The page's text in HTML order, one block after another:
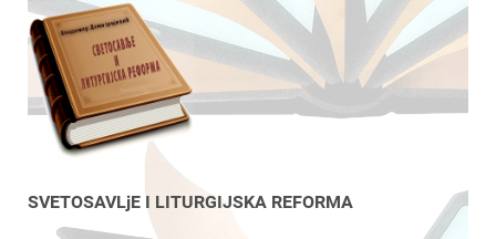
SVETOSAVLjE I LITURGIJSKA REFORMA